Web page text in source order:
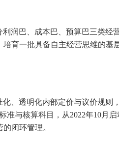
润巴、成本巴、预算巴三类
育一批具备自主经营思维的基
、透明化内部定价与议价规
与核算科目，从2022年10月
闭环管理。